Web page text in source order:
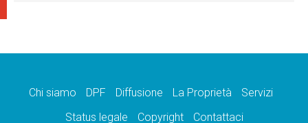
Chi siamo DPF Diffusione La Proprietà
Servizi
Status legale
Copyright Contattaci